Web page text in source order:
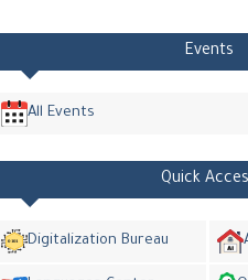
Events
All Events
Quick
Digitalization Bureau